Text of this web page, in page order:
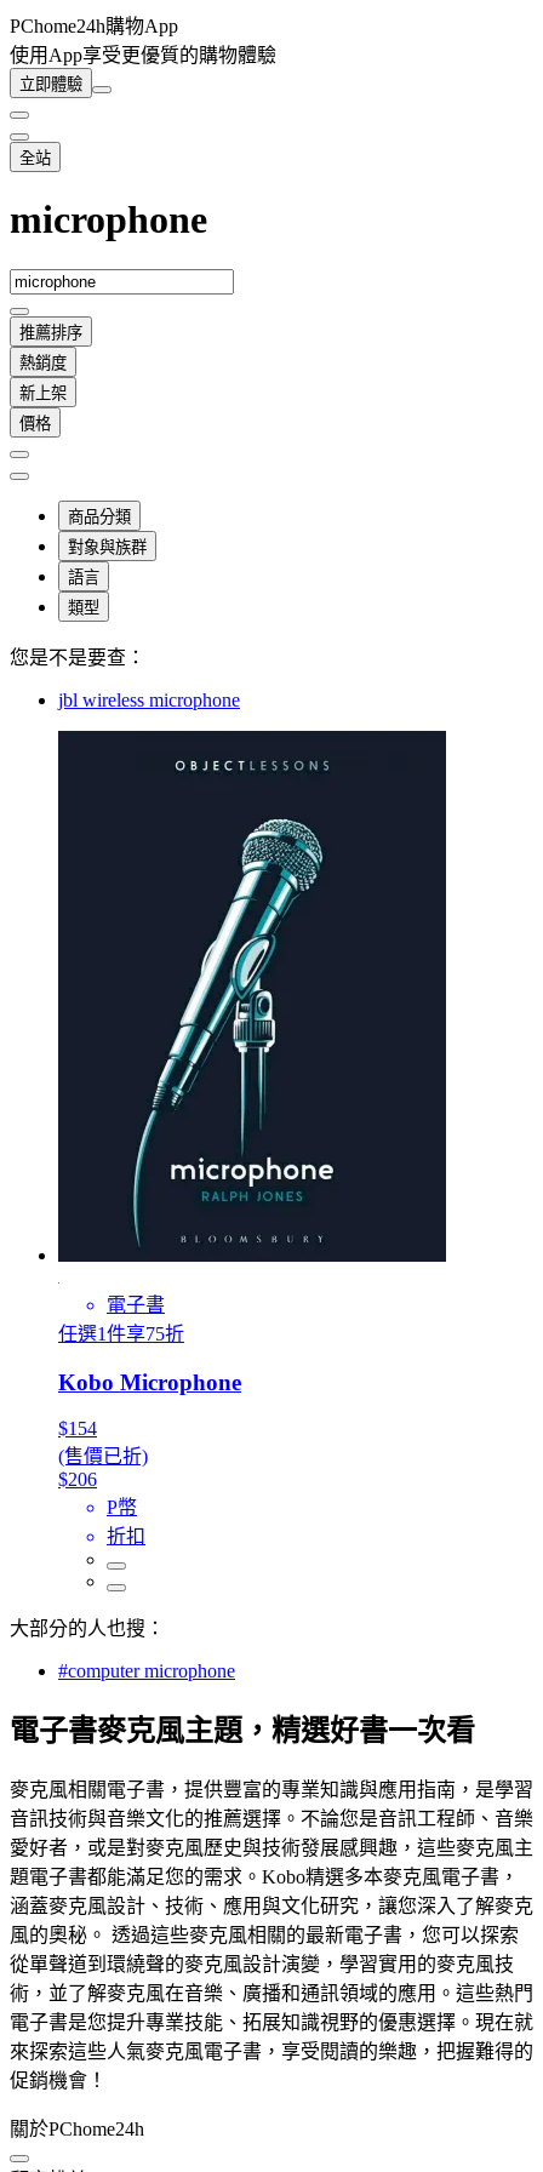
PChome24h購物App
使用App享受更優質的購物體驗
立即體驗
全站
microphone
推薦排序
熱銷度
新上架
價格
商品分類
對象與族群
語言
類型
您是不是要查：
jbl wireless microphone
電子書
任選1件享75折
Kobo Microphone
$154
(售價已折)
$206
P幣
折扣
大部分的人也搜：
#computer microphone
電子書麥克風主題，精選好書一次看
麥克風相關電子書，提供豐富的專業知識與應用指南，是學習
音訊技術與音樂文化的推薦選擇。不論您是音訊工程師、音樂
愛好者，或是對麥克風歷史與技術發展感興趣，這些麥克風主
題電子書都能滿足您的需求。Kobo精選多本麥克風電子書，
涵蓋麥克風設計、技術、應用與文化研究，讓您深入了解麥克
風的奧秘。 透過這些麥克風相關的最新電子書，您可以探索
從單聲道到環繞聲的麥克風設計演變，學習實用的麥克風技
術，並了解麥克風在音樂、廣播和通訊領域的應用。這些熱門
電子書是您提升專業技能、拓展知識視野的優惠選擇。現在就
來探索這些人氣麥克風電子書，享受閱讀的樂趣，把握難得的
促銷機會！
關於PChome24h